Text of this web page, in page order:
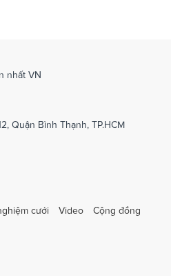
nhất VN
Quận Bình Thạnh, TP.HCM
cưới Video Cộng đồng